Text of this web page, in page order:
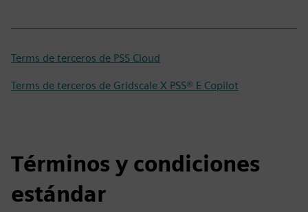
Terms de terceros de PSS Cloud
Terms de terceros de Gridscale X PSS® E Copilot
Términos y condiciones
estándar